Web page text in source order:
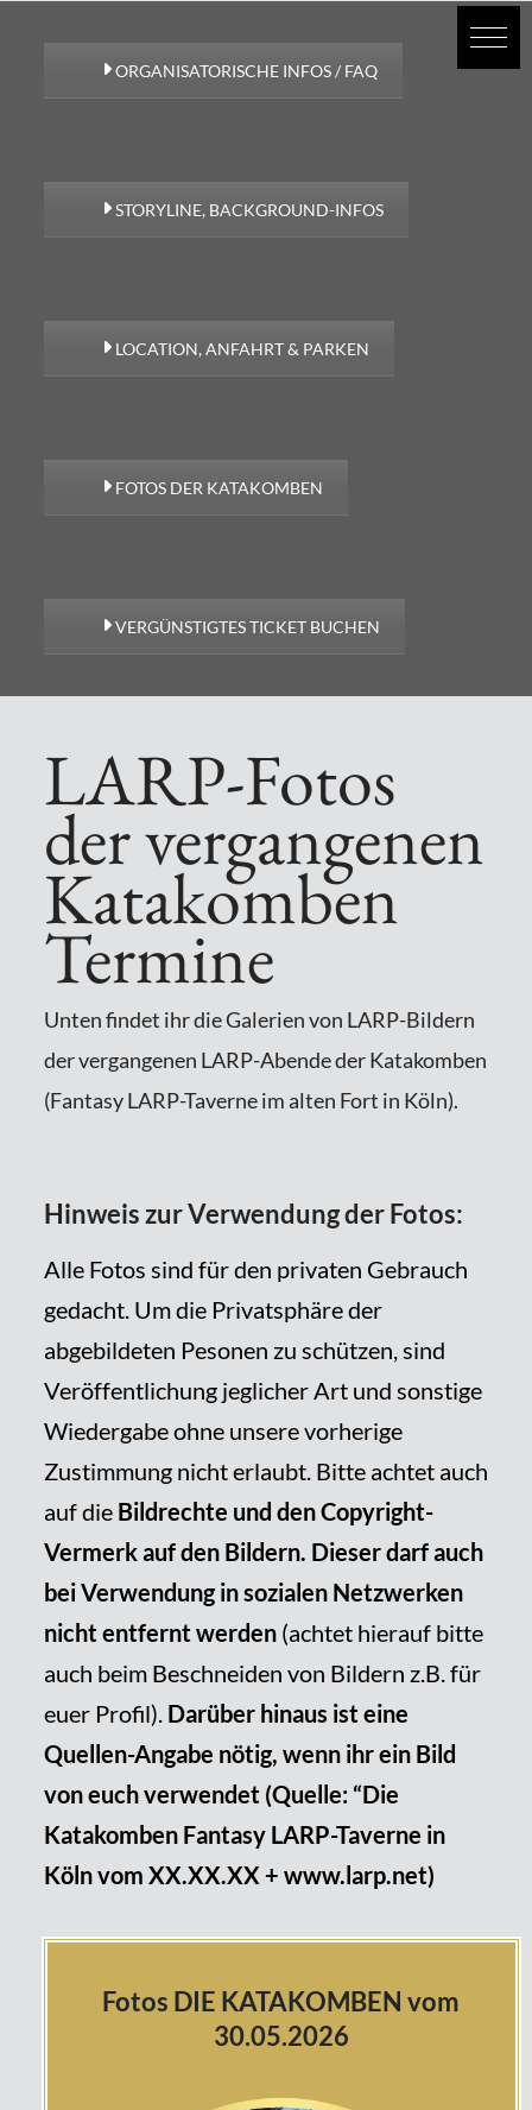
ORGANISATORISCHE INFOS / FAQ
STORYLINE, BACKGROUND-INFOS
LOCATION, ANFAHRT & PARKEN
FOTOS DER KATAKOMBEN
VERGÜNSTIGTES TICKET BUCHEN
LARP-Fotos
der vergangenen
Katakomben
Termine
Unten findet ihr die Galerien von LARP-Bildern
der vergangenen LARP-Abende der Katakomben
(Fantasy LARP-Taverne im alten Fort in Köln).
Hinweis zur Verwendung der Fotos:
Alle Fotos sind für den privaten Gebrauch
gedacht. Um die Privatsphäre der
abgebildeten Pesonen zu schützen, sind
Veröffentlichung jeglicher Art und sonstige
Wiedergabe ohne unsere vorherige
Zustimmung nicht erlaubt. Bitte achtet auch
auf die Bildrechte und den Copyright-
Vermerk auf den Bildern. Dieser darf auch
bei Verwendung in sozialen Netzwerken
nicht entfernt werden (achtet hierauf bitte
auch beim Beschneiden von Bildern z.B. für
euer Profil). Darüber hinaus ist eine
Quellen-Angabe nötig, wenn ihr ein Bild
von euch verwendet (Quelle: “Die
Katakomben Fantasy LARP-Taverne in
Köln vom XX.XX.XX + www.larp.net)
Fotos DIE KATAKOMBEN vom
30.05.2026